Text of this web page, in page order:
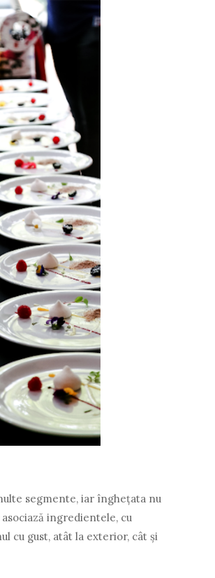
segmente, iar înghețata nu
ingredientele, cu
cu gust, atât la exterior, cât și